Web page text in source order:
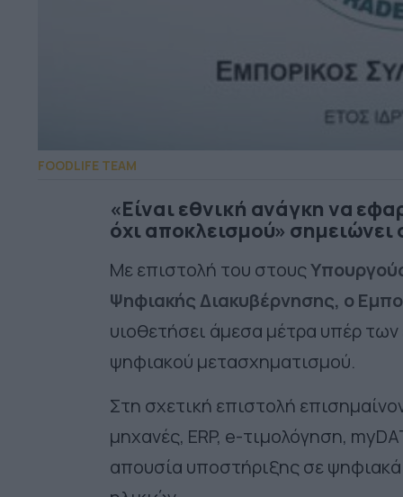
FOODLIFE TEAM
«Είναι εθνική ανάγκη να
όχι αποκλεισμού»
Με επιστολή του στους
Ψηφιακής Διακυβέρνησης, ο
υιοθετήσει άμεσα μέτρα υπέρ
ψηφιακού μετασχηματισμού.
Στη σχετική επιστολή
μηχανές, ERP, e-τιμολόγηση,
απουσία υποστήριξης σε